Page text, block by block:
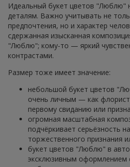
Идеальный букет цветов "Люблю"
деталям. Важно учитывать не
предпочтения, но и характер
сдержанная изысканная
"Люблю"; кому-то — яркий
контрастами.
Размер тоже имеет значение:
небольшой букет цветов
очень личным — как
первому свиданию или
огромная масштабная
подчёркивает серьёзность
торжественного признания
букет цветов "Люблю" в
эксклюзивным оформлением